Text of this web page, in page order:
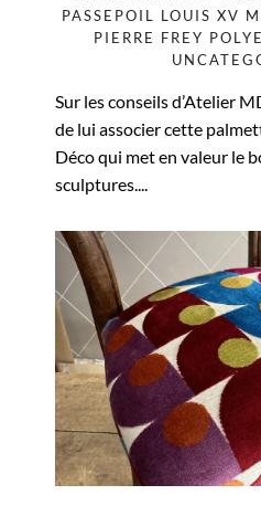
PASSEPOIL LOUIS XV
PIERRE FREY
Sur les conseils d’Atelier
de lui associer cette
Déco qui met en valeur le
sculptures....